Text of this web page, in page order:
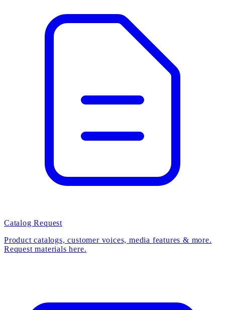
Catalog Request
Product catalogs, customer voices, media features & more.
Request materials here.